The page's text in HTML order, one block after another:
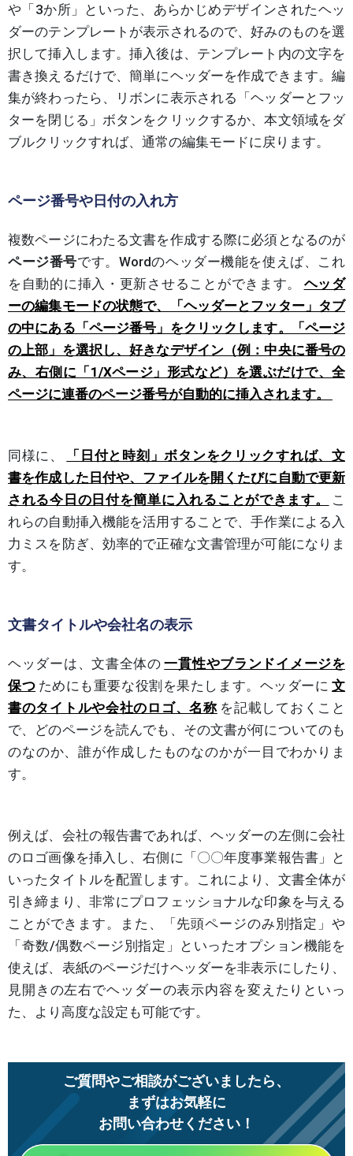
や「3か所」といった、あらかじめデザインされたヘッ
ダーのテンプレートが表示されるので、好みのものを選
択して挿入します。挿入後は、テンプレート内の文字を
書き換えるだけで、簡単にヘッダーを作成できます。編
集が終わったら、リボンに表示される「ヘッダーとフッ
ターを閉じる」ボタンをクリックするか、本文領域をダ
ブルクリックすれば、通常の編集モードに戻ります。
ページ番号や日付の入れ方
複数ページにわたる文書を作成する際に必須となるのが
ページ番号です。Wordのヘッダー機能を使えば、これ
を自動的に挿入・更新させることができます。
ヘッダ
ーの編集モードの状態で、「ヘッダーとフッター」タブ
の中にある「ページ番号」をクリックします。「ページ
の上部」を選択し、好きなデザイン（例：中央に番号の
み、右側に「1/Xページ」形式など）を選ぶだけで、全
ページに連番のページ番号が自動的に挿入されます。
同様に、
「日付と時刻」ボタンをクリックすれば、文
書を作成した日付や、ファイルを開くたびに自動で更新
される今日の日付を簡単に入れることができます。
こ
れらの自動挿入機能を活用することで、手作業による入
力ミスを防ぎ、効率的で正確な文書管理が可能になりま
す。
文書タイトルや会社名の表示
ヘッダーは、文書全体の 一貫性やブランドイメージを
保つ ためにも重要な役割を果たします。ヘッダーに 文
書のタイトルや会社のロゴ、名称 を記載しておくこと
で、どのページを読んでも、その文書が何についてのも
のなのか、誰が作成したものなのかが一目でわかりま
す。
例えば、会社の報告書であれば、ヘッダーの左側に会社
のロゴ画像を挿入し、右側に「〇〇年度事業報告書」と
いったタイトルを配置します。これにより、文書全体が
引き締まり、非常にプロフェッショナルな印象を与える
ことができます。また、「先頭ページのみ別指定」や
「奇数/偶数ページ別指定」といったオプション機能を
使えば、表紙のページだけヘッダーを非表示にしたり、
見開きの左右でヘッダーの表示内容を変えたりといっ
た、より高度な設定も可能です。
ご質問やご相談がございましたら、
まずはお気軽に
お問い合わせください！